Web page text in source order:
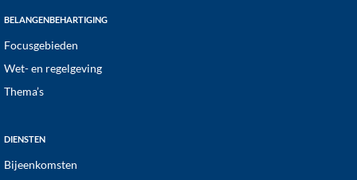
BELANGENBEHARTIGING
Focusgebieden
Wet- en regelgeving
Thema’s
DIENSTEN
Bijeenkomsten